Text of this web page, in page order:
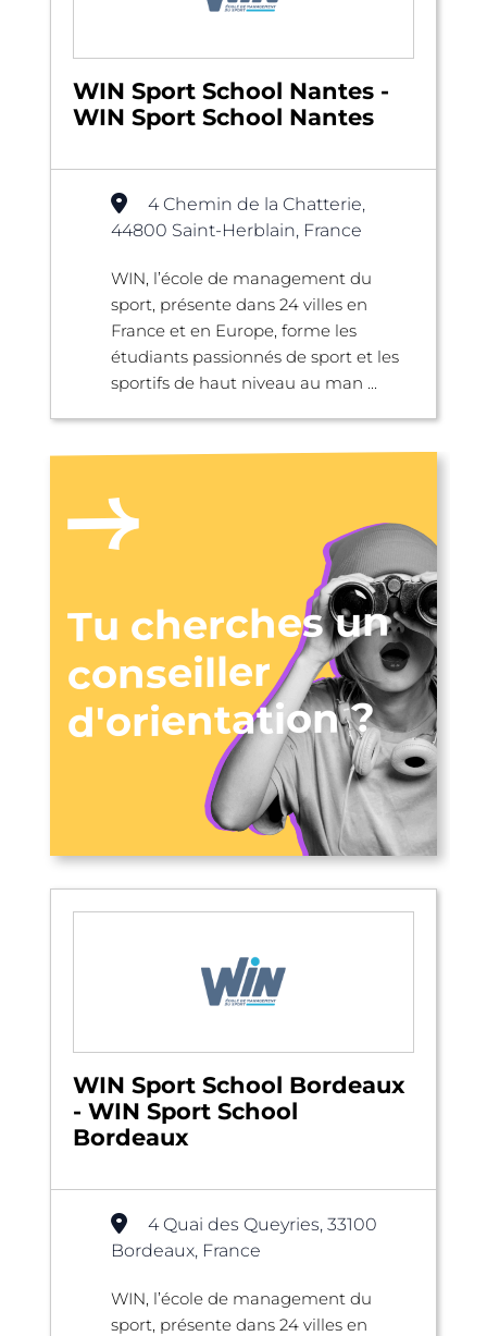
WIN Sport School Nantes -
WIN Sport School Nantes
4 Chemin de la Chatterie,
44800 Saint-Herblain, France
WIN, l’école de management du
sport, présente dans 24 villes en
France et en Europe, forme les
étudiants passionnés de sport et les
sportifs de haut niveau au man ...
Tu cherches un
conseiller
d'orientation ?
WIN Sport School Bordeaux
- WIN Sport School
Bordeaux
4 Quai des Queyries, 33100
Bordeaux, France
WIN, l’école de management du
sport, présente dans 24 villes en